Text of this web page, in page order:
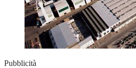
Pubblicità